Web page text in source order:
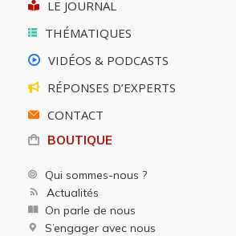
LE JOURNAL
THÉMATIQUES
VIDÉOS & PODCASTS
RÉPONSES D’EXPERTS
CONTACT
BOUTIQUE
Qui sommes-nous ?
Actualités
On parle de nous
S’engager avec nous